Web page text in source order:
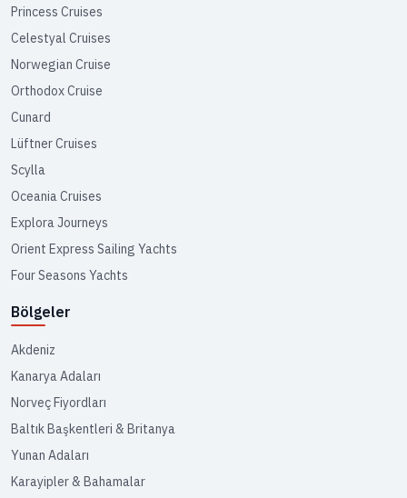
Princess Cruises
Celestyal Cruises
Norwegian Cruise
Orthodox Cruise
Cunard
Lüftner Cruises
Scylla
Oceania Cruises
Explora Journeys
Orient Express Sailing Yachts
Four Seasons Yachts
Bölgeler
Akdeniz
Kanarya Adaları
Norveç Fiyordları
Baltık Başkentleri & Britanya
Yunan Adaları
Karayipler & Bahamalar